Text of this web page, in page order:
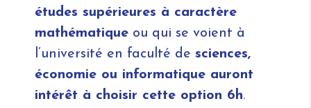
études supérieures à caractère
mathématique ou qui se voient à
l’université en faculté de sciences,
économie ou informatique auront
intérêt à choisir cette option 6h.